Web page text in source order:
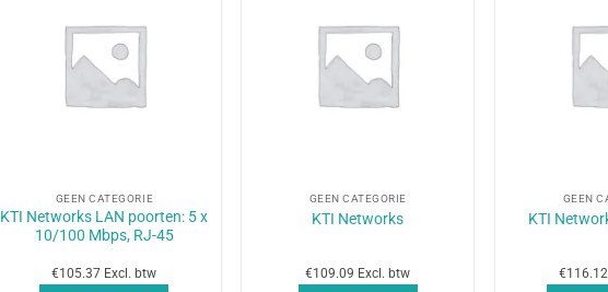
GEEN CATEGORIE
KTI Networks LAN poorten: 5 x
10/100 Mbps, RJ-45
€105.37 Excl. btw
GEEN CATEGORIE
KTI Networks
€109.09 Excl. btw
GEEN
KTI